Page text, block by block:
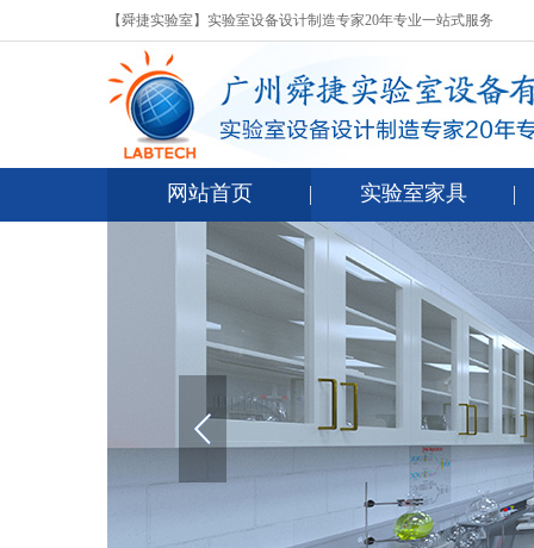
【舜捷实验室】实验室设备设计制造专家20年专业一站式服务
网站首页 实验室家具